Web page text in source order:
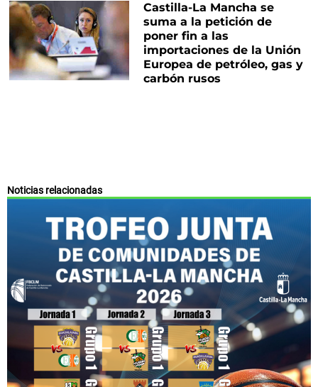
Castilla-La Mancha se
suma a la petición de
poner fin a las
importaciones de la Unión
Europea de petróleo, gas y
carbón rusos
Noticias relacionadas